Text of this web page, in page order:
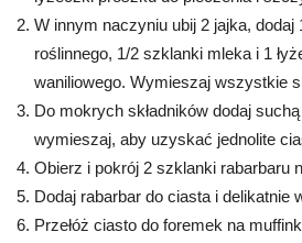
W innym naczyniu ubij 2 jajka, dodaj
roślinnego, 1/2 szklanki mleka i 1
waniliowego. Wymieszaj wszystkie
Do mokrych składników dodaj
wymieszaj, aby uzyskać jednolite
Obierz i pokrój 2 szklanki rabarbaru
Dodaj rabarbar do ciasta i delikatnie
Przełóż ciasto do foremek na